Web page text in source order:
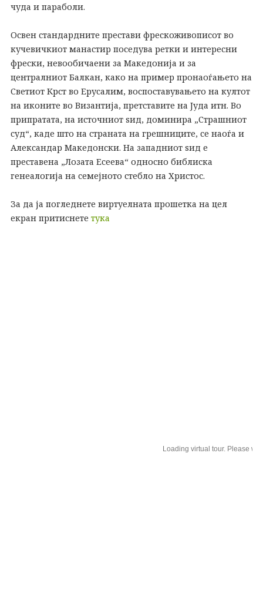
чуда и параболи.
Освен стандардните престави фрескоживописот во
кучевичкиот манастир поседува ретки и интересни
фрески, невообичаени за Македонија и за
централниот Балкан, како на пример пронаоѓањето на
Светиот Крст во Ерусалим, воспоставувањето на култот
на иконите во Византија, претставите на Јуда итн. Во
припратата, на источниот ѕид, доминира „Страшниот
суд“, каде што на страната на грешниците, се наоѓа и
Александар Македонски. На западниот ѕид е
преставена „Лозата Есеева“ односно библиска
генеалогија на семејното стебло на Христос.
За да ја погледнете виртуелната прошетка на цел
екран притиснете тука